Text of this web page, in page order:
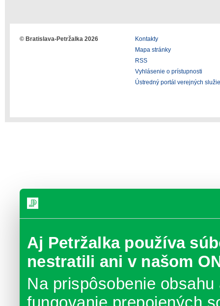
Aj Petržalka používa
nestratili ani v našom
Na prispôsobenie
© Bratislava-Petržalka 2026
Kontakty
Mapa stránky
RSS
Vyhlásenie o prístupnosti
Ústredný portál verejných